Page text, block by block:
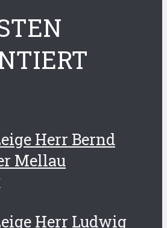
Herr Bernd
Mellau
Herr Ludwig